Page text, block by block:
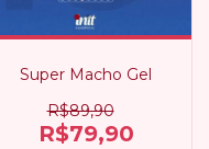
Super Macho Gel
R$89,90
R$79,90